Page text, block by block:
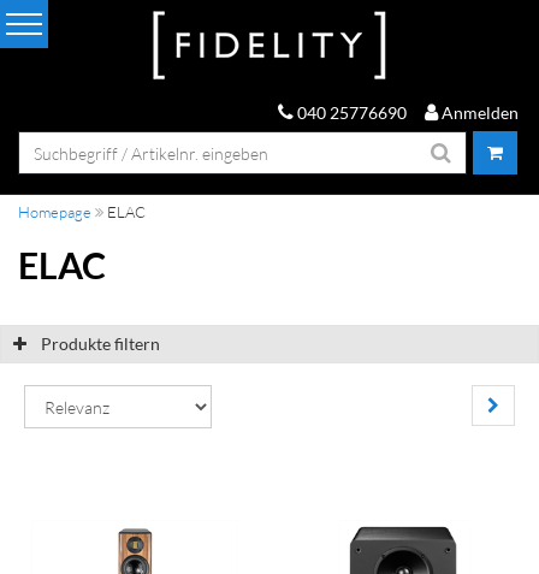
040 25776690 Anmelden
Homepage ELAC
ELAC
Produkte filtern